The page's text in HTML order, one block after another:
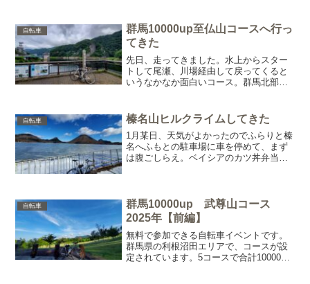
す。水に潜るのが得意でそ...
自転車
群馬10000up至仏山コースへ行っ
てきた
先日、走ってきました。水上からスター
トして尾瀬、川場経由して戻ってくると
いうなかなか面白いコース。群馬北部を
ードの排出機械が面白いのでおすすめ。
もらってきました。そこか...
自転車 榛名山ヒルクライムしてきた
1月某日、天気がよかったのでふらりと榛
名へふもとの駐車場に車を停めて、まず
は腹ごしらえ。ベイシアのカツ丼弁当。
は凍っていました、こ...
自転車
群馬10000up 武尊山コース
2025年【前編】
無料で参加できる自転車イベントです。
群馬県の利根沼田エリアで、コースが設
定されています。5コースで合計10000m